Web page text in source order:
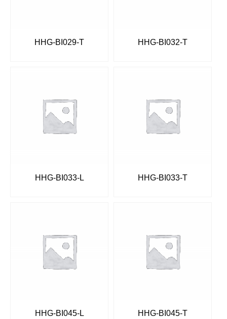
HHG-BI029-T HHG-BI032-T
HHG-BI033-L HHG-BI033-T
HHG-BI045-L HHG-BI045-T